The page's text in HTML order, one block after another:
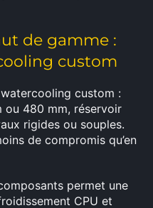
de gamme :
custom
custom :
ou 480 mm, réservoir
rigides ou souples.
de compromis qu’en
permet une
CPU et